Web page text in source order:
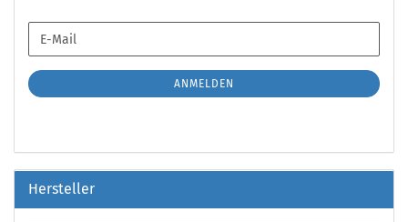
ZUR
ANMELDUNG
E-
Mail
ANMELDEN
Hersteller